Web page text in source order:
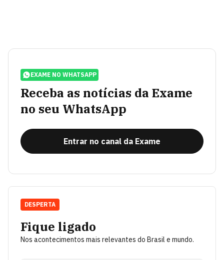
EXAME NO WHATSAPP
Receba as notícias da Exame
no seu WhatsApp
Entrar no canal da Exame
Fique ligado
Nos acontecimentos mais relevantes do Brasil e mundo.
DESPERTA